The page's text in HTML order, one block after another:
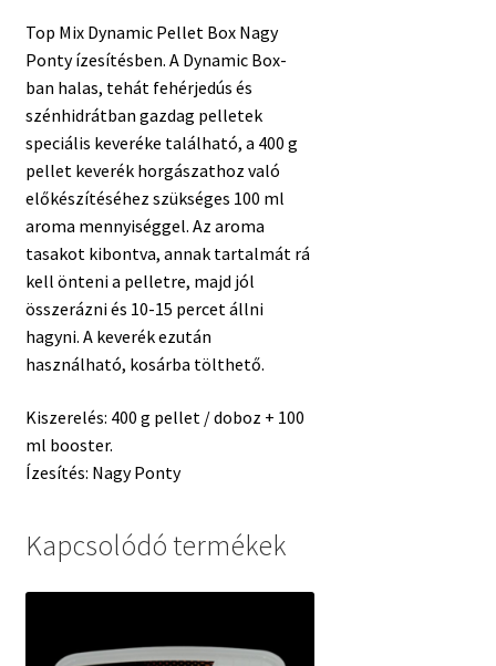
Top Mix Dynamic Pellet Box Nagy
Ponty ízesítésben. A Dynamic Box-
ban halas, tehát fehérjedús és
szénhidrátban gazdag pelletek
speciális keveréke található, a 400 g
pellet keverék horgászathoz való
előkészítéséhez szükséges 100 ml
aroma mennyiséggel. Az aroma
tasakot kibontva, annak tartalmát rá
kell önteni a pelletre, majd jól
összerázni és 10-15 percet állni
hagyni. A keverék ezután
használható, kosárba tölthető.
Kiszerelés: 400 g pellet / doboz + 100
ml booster.
Ízesítés: Nagy Ponty
Kapcsolódó termékek